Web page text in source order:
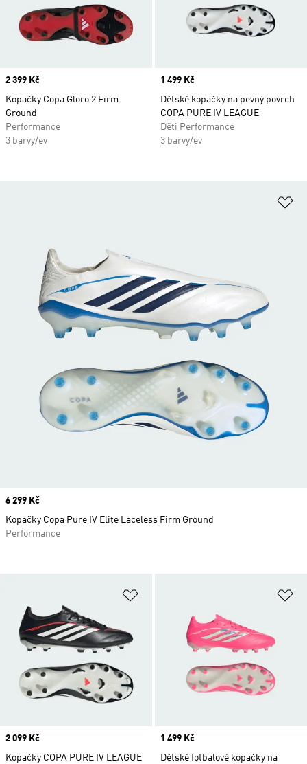
Price
2 399 Kč
Kopačky Copa Gloro 2 Firm
Ground
Performance
3 barvy/ev
Price
1 499 Kč
Dětské kopačky na pevný povrch
COPA PURE IV LEAGUE
Děti Performance
3 barvy/ev
Price
2 099 Kč
Kopačky COPA PURE IV LEAGUE
Price
1 499 Kč
Dětské fotbalové kopačky na
Price
6 299 Kč
Kopačky Copa Pure IV Elite Laceless Firm Ground
Performance